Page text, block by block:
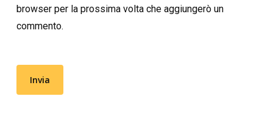
browser per la prossima volta che aggiungerò un
commento.